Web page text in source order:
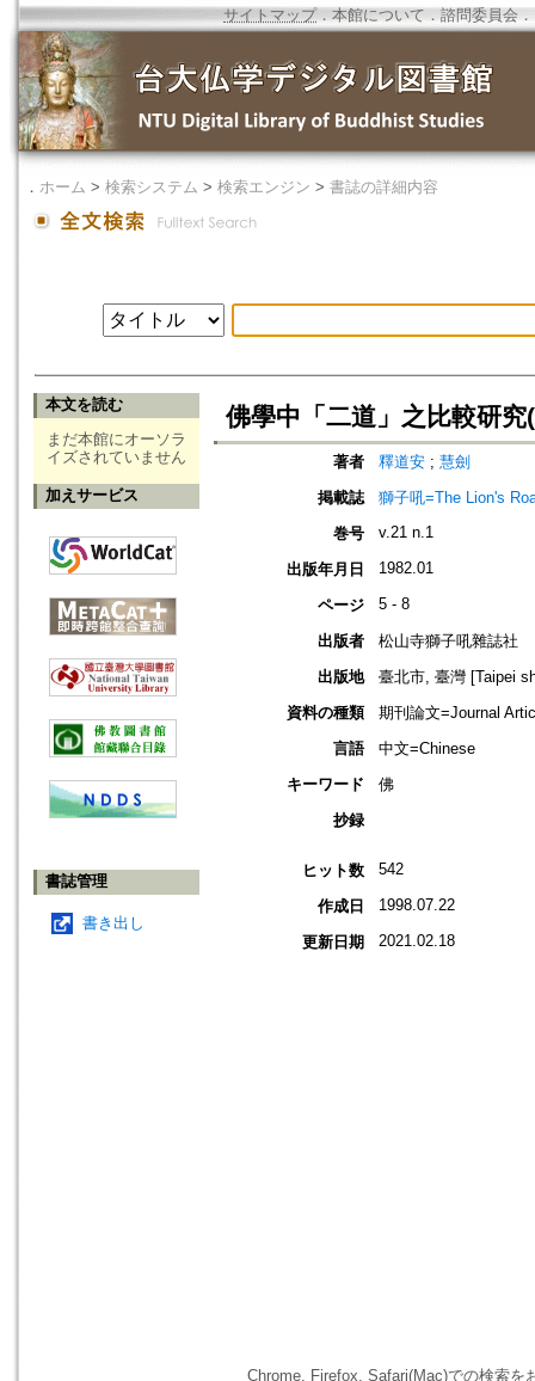
サイトマップ．本館について ． 諮問委員会 ．
． ホーム > 検索システム > 検索エンジン > 書誌の詳細内容
本文を読む
まだ本館にオーソラ
イズされていません
加えサービス
書誌管理
書き出し
佛學中「二道」之比較研究
著者 釋道安 ; 慧劍
掲載誌
獅子吼=The Lion's
巻号
v.21 n.1
出版年月日 1982.01
ページ 5 - 8
出版者
松山寺獅子吼雜誌社
出版地
臺北市, 臺灣 [Taipei
資料の種類
期刊論文=Journal
言語
中文=Chinese
キーワード
佛
抄録
ヒット数 542
作成日 1998.07.22
更新日期 2021.02.18
Chrome, Firefox, Safari(Mac)での検索を